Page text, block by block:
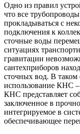
Одно из правил
что все
прокладываться с
подключения к
сточные воды
ситуациях
гравитации
сантехприборов
сточных вод. В таком
использование КНС
КНС представляет
заключенное в
интегрируемое в
обеспечивающее